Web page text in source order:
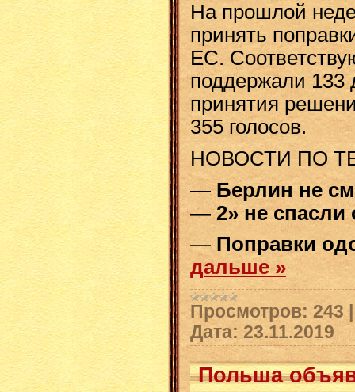
На прошлой
принять
ЕС.
поддержали 133
принятия
355 голосов.
НОВОСТИ ПО
—Берлин не
— 2» не спасли
— Поправки
дальше »
Просмотров: 243
Дата: 23.11.2019
Польша